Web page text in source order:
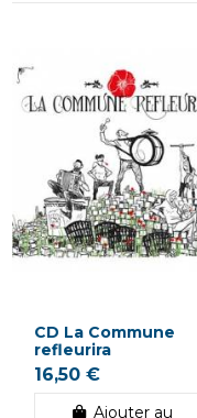
CD La Commune
refleurira
16,50 €
Ajouter au